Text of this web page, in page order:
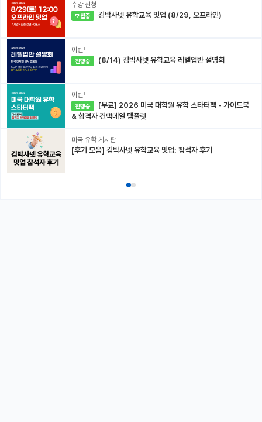
수강 신청
모집중 김박사넷 유학교육 밋업 (8/29, 오프라인)
이벤트
진행중 (8/14) 김박사넷 유학교육 레벨업반 설명회
이벤트
진행중
& 합격자 컨택메일 템플릿
미국 유학 게시판
[후기 모음] 김박사넷 유학교육 밋업: 참석자 후기